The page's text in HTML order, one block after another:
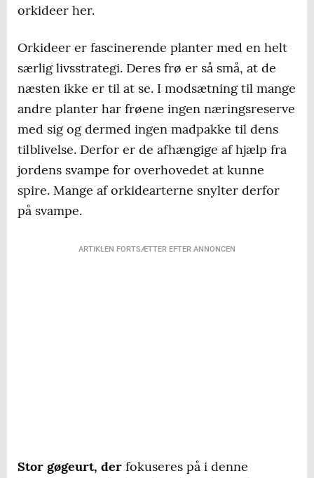
orkideer her.
Orkideer er fascinerende planter med en helt
særlig livsstrategi. Deres frø er så små, at de
næsten ikke er til at se. I modsætning til mange
andre planter har frøene ingen næringsreserve
med sig og dermed ingen madpakke til dens
tilblivelse. Derfor er de afhængige af hjælp fra
jordens svampe for overhovedet at kunne
spire. Mange af orkidearterne snylter derfor
på svampe.
ARTIKLEN FORTSÆTTER EFTER ANNONCEN
Stor gøgeurt, der fokuseres på i denne